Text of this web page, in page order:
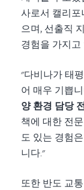
사로서 캘리
으며, 선출직
경험을 가지고
"다비나가 태
어 매우 기쁩
양 환경 담당
책에 대한 전
도 있는 경험
니다."
또한 반도 교